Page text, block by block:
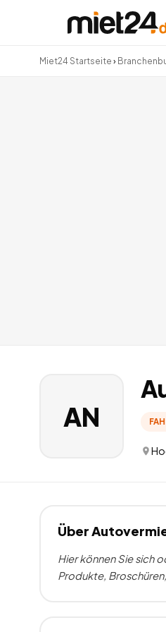
Miet24 Startseite ›
AN
Über
Hier können Sie sich
Produkte,